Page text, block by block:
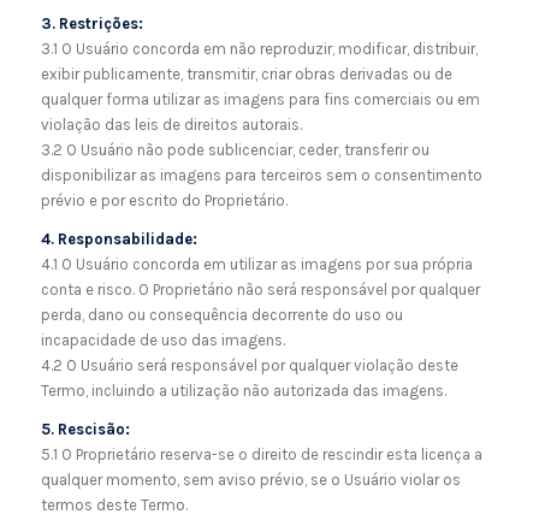
3. Restrições:
3.1 O Usuário concorda em não reproduzir, modificar, distribuir,
exibir publicamente, transmitir, criar obras derivadas ou de
qualquer forma utilizar as imagens para fins comerciais ou em
violação das leis de direitos autorais.
3.2 O Usuário não pode sublicenciar, ceder, transferir ou
disponibilizar as imagens para terceiros sem o consentimento
prévio e por escrito do Proprietário.
4. Responsabilidade:
4.1 O Usuário concorda em utilizar as imagens por sua própria
conta e risco. O Proprietário não será responsável por qualquer
perda, dano ou consequência decorrente do uso ou
incapacidade de uso das imagens.
4.2 O Usuário será responsável por qualquer violação deste
Termo, incluindo a utilização não autorizada das imagens.
5. Rescisão:
5.1 O Proprietário reserva-se o direito de rescindir esta licença a
qualquer momento, sem aviso prévio, se o Usuário violar os
termos deste Termo.